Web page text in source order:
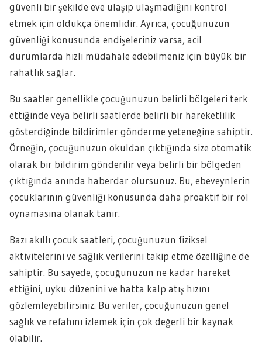
güvenli bir şekilde eve ulaşıp ulaşmadığını kontrol
etmek için oldukça önemlidir. Ayrıca, çocuğunuzun
güvenliği konusunda endişeleriniz varsa, acil
durumlarda hızlı müdahale edebilmeniz için büyük bir
rahatlık sağlar.
Bu saatler genellikle çocuğunuzun belirli bölgeleri terk
ettiğinde veya belirli saatlerde belirli bir hareketlilik
gösterdiğinde bildirimler gönderme yeteneğine sahiptir.
Örneğin, çocuğunuzun okuldan çıktığında size otomatik
olarak bir bildirim gönderilir veya belirli bir bölgeden
çıktığında anında haberdar olursunuz. Bu, ebeveynlerin
çocuklarının güvenliği konusunda daha proaktif bir rol
oynamasına olanak tanır.
Bazı akıllı çocuk saatleri, çocuğunuzun fiziksel
aktivitelerini ve sağlık verilerini takip etme özelliğine de
sahiptir. Bu sayede, çocuğunuzun ne kadar hareket
ettiğini, uyku düzenini ve hatta kalp atış hızını
gözlemleyebilirsiniz. Bu veriler, çocuğunuzun genel
sağlık ve refahını izlemek için çok değerli bir kaynak
olabilir.